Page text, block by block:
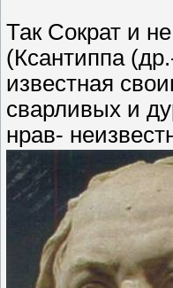
Так Сократ и
(Ксантиппа
известная
сварливых и
нрав-